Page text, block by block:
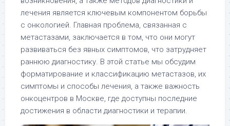
лечения является ключевым компонентом борьбы
с онкологией. Главная проблема, связанная с
метастазами, заключается в том, что они могут
развиваться без явных симптомов, что затрудняет
раннюю диагностику. В этой статье мы обсудим
форматирование и классификацию метастазов, их
симптомы и способы лечения, а также важность
онкоцентров в Москве, где доступны последние
достижения в области диагностики и терапии.